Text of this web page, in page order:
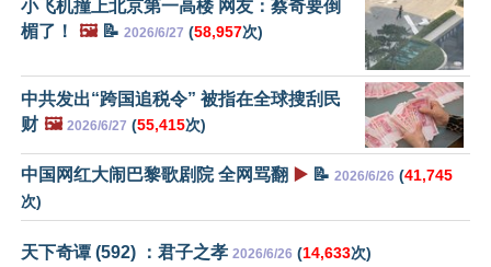
小飞机撞上北京第一高楼 网友：蔡奇要倒
楣了！
🖼️📝 2026/6/27 (58,957次)
中共发出“跨国追税令” 被指在全球搜刮民
财 🖼️ 2026/6/27 (55,415次)
中国网红大闹巴黎歌剧院 全网骂翻 ▶️ 📝 2026/6/26 (41,745
次)
天下奇谭 (592) ：君子之孝 2026/6/26 (14,633次)